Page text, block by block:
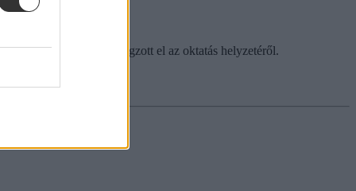
újdonság nem hangzott el az oktatás helyzetéről.